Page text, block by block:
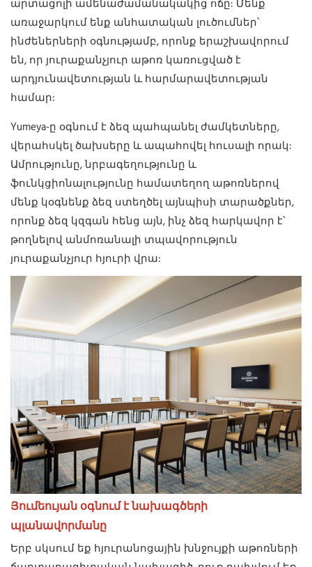
արտացոլի ամենաժամանակակից ոճը: Մենք
առաջարկում ենք անհատական ​​լուծումներ՝
ինժեներների օգնությամբ, որոնք երաշխավորում
են, որ յուրաքանչյուր աթոռ կառուցված է
արդյունավետության և հարմարավետության
համար:
Yumeya-ը օգնում է ձեզ պահպանել ժամկետները,
վերահսկել ծախսերը և ապահովել հուսալի որակ:
Ամրությունը, նրբագեղությունը և
ֆունկցիոնալությունը համատեղող աթոռներով
մենք կօգնենք ձեզ ստեղծել այնպիսի տարածքներ,
որոնք ձեզ կզգան հենց այն, ինչ ձեզ հարկավոր է՝
թողնելով անմոռանալի տպավորություն
յուրաքանչյուր հյուրի վրա:
Յումեույան օգնում է նախագծերի
պլանավորմանը
Երբ սկսում եք հյուրանոցային խնջույքի աթոռների